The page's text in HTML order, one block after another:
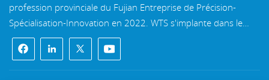
profession provinciale du Fujian Entreprise de Précision-
Spécialisation-Innovation en 2022. WTS s'implante dans le
belle ville côtière du sud-est, Fuzhou, une célèbre ville optique
en Chine. WTS dispose de 11 000 mètres carrés de
bâtiments d'usine standardisés, un groupe d'un personnel